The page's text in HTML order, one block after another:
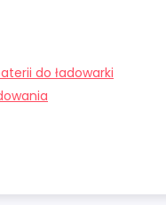
do ładowarki